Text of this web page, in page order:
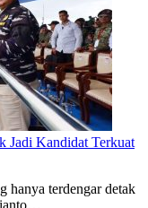
Jadi Kandidat Terkuat
terdengar detak